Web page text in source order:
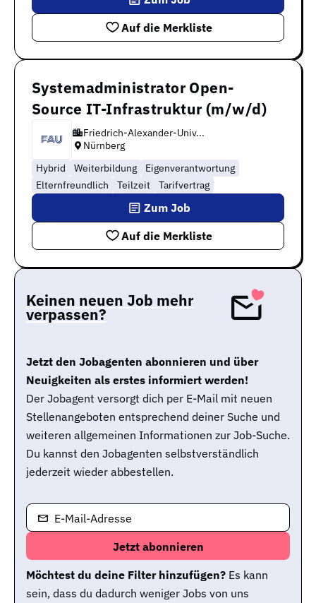
Auf die Merkliste
Systemadministrator Open-
Source IT-Infrastruktur (m/w/d)
Friedrich-Alexander-Univ...
Nürnberg
Hybrid
Weiterbildung
Eigenverantwortung
Elternfreundlich
Teilzeit Tarifvertrag
Auf die Merkliste
Zum Job
Keinen neuen Job mehr
verpassen?
Jetzt den Jobagenten abonnieren und über
Neuigkeiten als erstes informiert werden!
Der Jobagent versorgt dich per E-Mail mit neuen
Stellenangeboten entsprechend deiner Suche und
weiteren allgemeinen Informationen zur Job-Suche.
Du kannst den Jobagenten selbstverständlich
jederzeit wieder abbestellen.
E-Mail-Adresse
Möchtest du deine Filter hinzufügen? Es kann
sein, dass du dadurch weniger Jobs von uns